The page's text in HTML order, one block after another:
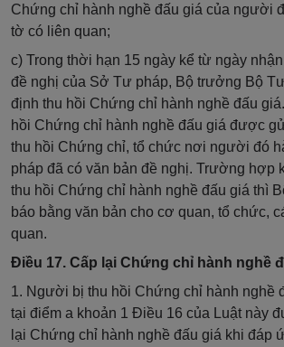
Chứng chỉ hành nghề đấu giá của người
tờ có liên quan;
c) Trong thời hạn 15 ngày kể từ ngày
đề nghị của Sở Tư pháp, Bộ trưởng Bộ
định thu hồi Chứng chỉ hành nghề đấu
hồi Chứng chỉ hành nghề đấu giá được
thu hồi Chứng chỉ, tổ chức nơi người đó
pháp đã có văn bản đề nghị. Trường hợp
thu hồi Chứng chỉ hành nghề đấu giá thì
báo bằng văn bản cho cơ quan, tổ chức,
quan.
Điều 17. Cấp lại Chứng chỉ hành nghề
1. Người bị thu hồi Chứng chỉ hành nghề
tại điểm a khoản 1 Điều 16 của Luật này
lại Chứng chỉ hành nghề đấu giá khi đáp